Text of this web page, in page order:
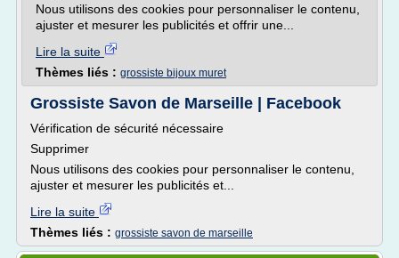
Nous utilisons des cookies pour personnaliser le contenu,
ajuster et mesurer les publicités et offrir une...
Lire la suite
Thèmes liés : grossiste bijoux muret
Grossiste Savon de Marseille | Facebook
Vérification de sécurité nécessaire
Supprimer
Nous utilisons des cookies pour personnaliser le contenu,
ajuster et mesurer les publicités et...
Lire la suite
Thèmes liés : grossiste savon de marseille